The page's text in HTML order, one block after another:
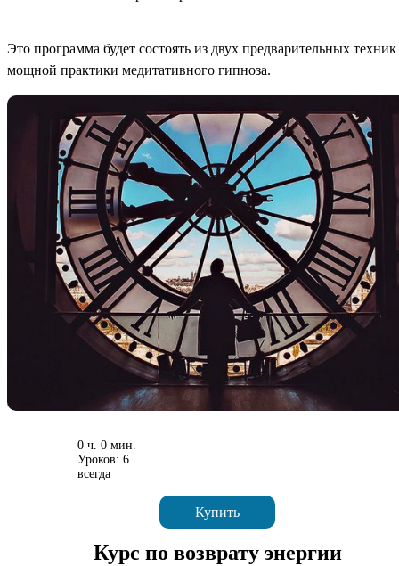
Это программа будет состоять из двух предварительных
мощной практики медитативного гипноза.
0 ч. 0 мин.
Уроков: 6
всегда
Купить
Курс по возврату энергии